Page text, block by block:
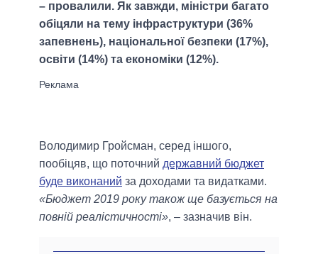
– провалили. Як завжди, міністри багато
обіцяли на тему інфраструктури (36%
запевнень), національної безпеки (17%),
освіти (14%) та економіки (12%).
Володимир Гройсман, серед іншого,
пообіцяв, що поточний державний бюджет
буде виконаний за доходами та видатками.
«Бюджет 2019 року також ще базується на
повній реалістичності», – зазначив він.